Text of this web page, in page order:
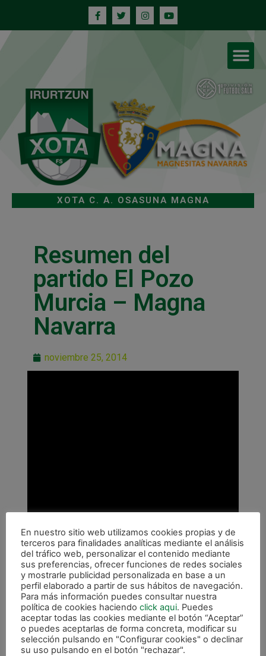
XOTA C. A. OSASUNA MAGNA
Resumen del
partido El Pozo
Murcia – Magna
Navarra
noviembre 25, 2014
En nuestro sitio web utilizamos cookies propias y de
terceros para finalidades analíticas mediante el análisis
del tráfico web, personalizar el contenido mediante
sus preferencias, ofrecer funciones de redes sociales
y mostrarle publicidad personalizada en base a un
perfil elaborado a partir de sus hábitos de navegación.
Para más información puedes consultar nuestra
política de cookies haciendo click aqui. Puedes
aceptar todas las cookies mediante el botón “Aceptar”
o puedes aceptarlas de forma concreta, modificar su
selección pulsando en "Configurar cookies" o declinar
su uso pulsando en el botón "rechazar".